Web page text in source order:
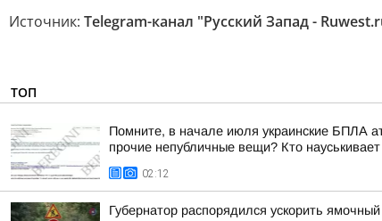
Источник: Telegram-канал "Русский Запад -
ТОП
Помните, в начале июля украинские БПЛА
прочие непубличные вещи? Кто
02:12
Губернатор распорядился ускорить